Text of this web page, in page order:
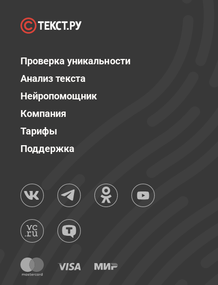
Проверка уникальности
Анализ текста
Нейропомощник
Компания
Тарифы
Поддержка